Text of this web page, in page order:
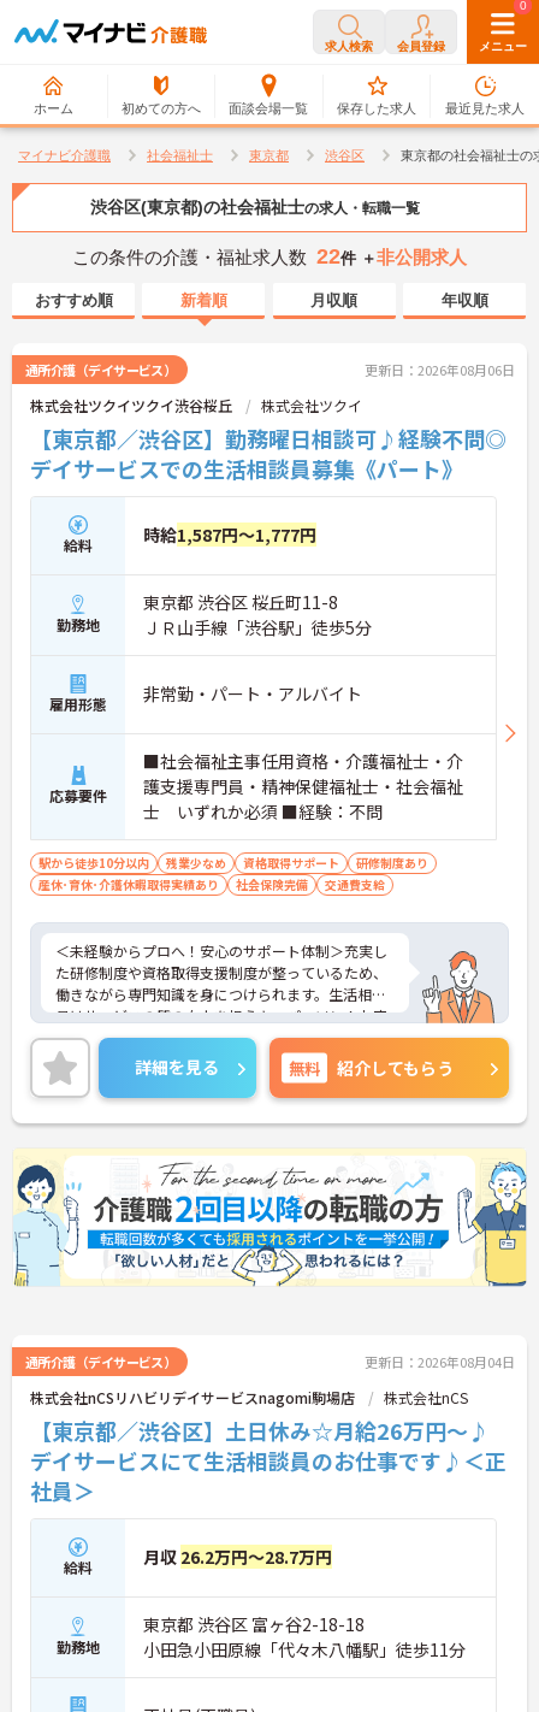
求人検索 会員登録 メニュー
ホーム 初めての方へ 面談会場一覧
0
保存した求人
0
最近見た求人
マイナビ介護職 社会福祉士 東京都 渋谷区 東京都の社会福祉士の
渋谷区(東京都)の社会福祉士の求人・転職一覧
この条件の介護・福祉求人数 22件 ＋非公開求人
おすすめ順 新着順 月収順 年収順
通所介護（デイサービス） 更新日：2026年08月06日
株式会社ツクイツクイ渋谷桜丘 株式会社ツクイ
【東京都／渋谷区】勤務曜日相談可♪経験不問◎
デイサービスでの生活相談員募集《パート》
給料 時給1,587円～1,777円
勤務地
東京都 渋谷区 桜丘町11-8
ＪＲ山手線「渋谷駅」徒歩5分
雇用形態 非常勤・パート・アルバイト
応募要件
■社会福祉主事任用資格・介護福祉士・介
護支援専門員・精神保健福祉士・社会福祉
士 いずれか必須 ■経験：不問
駅から徒歩10分以内 残業少なめ 資格取得サポート
研修制度あり
産休･育休･介護休暇取得実績あり
社会保険完備 交通費支給
＜未経験からプロへ！安心のサポート体制＞充実し
た研修制度や資格取得支援制度が整っているため、
働きながら専門知識を身につけられます。生活相談
員はサービスの質の向上を担うキーパーソン！お客
様やご家族との関わりを通じて、自分自身の人間性
も磨いていけるやりがいのあるお仕事です。
＜夜勤なしでプライベートも充実！柔軟な働き方＞
勤務曜日は相談可能♪ライフスタイルに合わせた働
き方が可能です。産休・育休制度も整っており、長
く安心して働ける環境です。
詳細を見る 無料 紹介してもらう
通所介護（デイサービス） 更新日：2026年08月04日
株式会社nCSリハビリデイサービスnagomi駒場店 株式会社nCS
【東京都／渋谷区】土日休み☆月給26万円～♪
デイサービスにて生活相談員のお仕事です♪＜正
社員＞
給料 月収 26.2万円～28.7万円
勤務地
東京都 渋谷区 富ヶ谷2-18-18
小田急小田原線「代々木八幡駅」徒歩11分